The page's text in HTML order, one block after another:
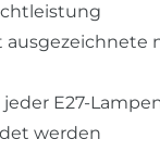
ausgezeichnete
jeder E27-
werden